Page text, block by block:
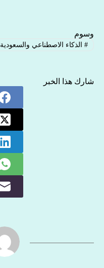
وسوم
#الذكاء الاصطناعي والسعودية
شارك هذا الخبر